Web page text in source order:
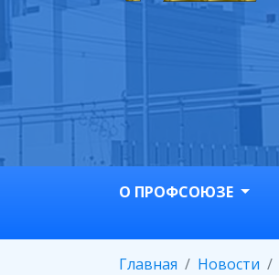
О ПРОФСОЮЗЕ
Главная Новости